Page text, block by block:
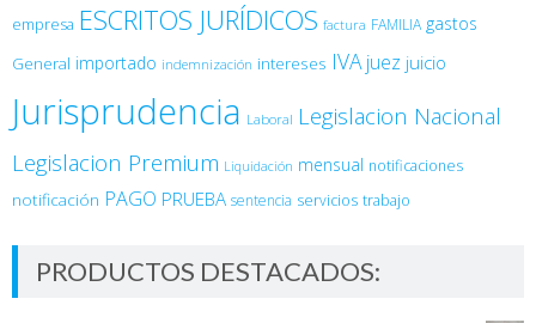
empresa ESCRITOS JURÍDICOS factura FAMILIA gastos
General importado indemnización intereses IVA juez juicio
Jurisprudencia Laboral Legislacion Nacional
Legislacion Premium Liquidación mensual notificaciones
notificación PAGO PRUEBA sentencia servicios trabajo
PRODUCTOS DESTACADOS: